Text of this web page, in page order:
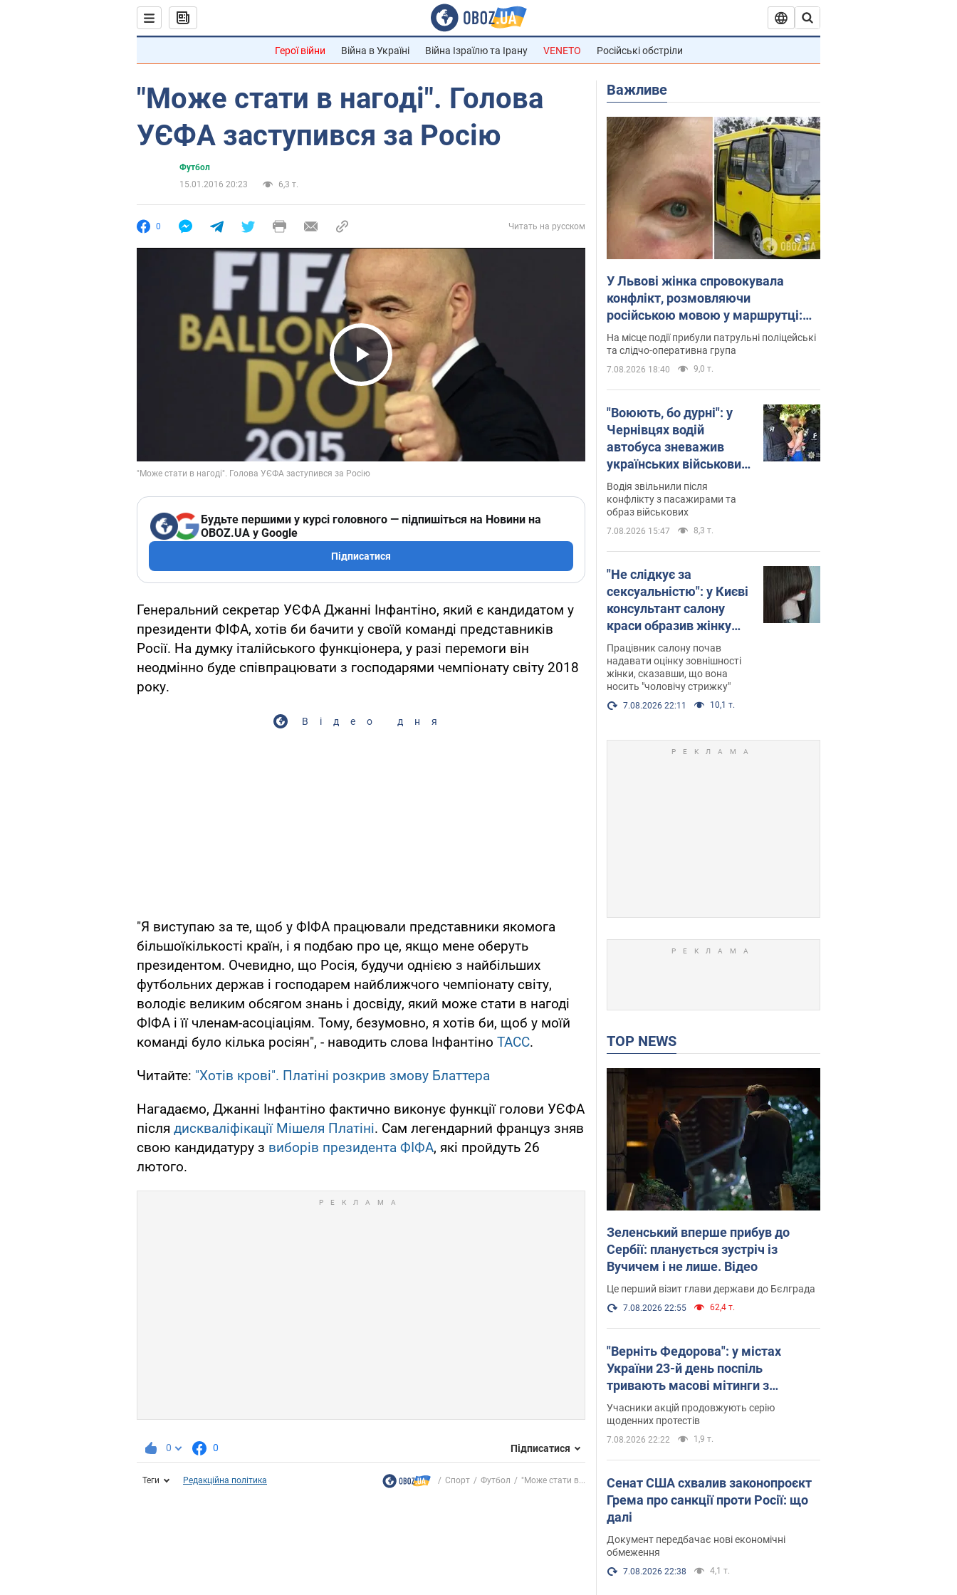
Герої війни Війна в Україні Війна Ізраїлю та Ірану VENETO Російські обстріли
"Може стати в нагоді". Голова
УЄФА заступився за Росію
Футбол
15.01.2016 20:23
6,3 т.
0 Читать на русском
Play Video
Будьте першими у курсі головного — підпишіться на Новини на
OBOZ.UA у Google
Підписатися
Генеральний секретар УЄФА Джанні Інфантіно, який є кандидатом у
президенти ФІФА, хотів би бачити у своїй команді представників
Росії. На думку італійського функціонера, у разі перемоги він
неодмінно буде співпрацювати з господарями чемпіонату світу 2018
року.
Відео дня
"Я виступаю за те, щоб у ФІФА працювали представники якомога
більшоїкількості країн, і я подбаю про це, якщо мене оберуть
президентом. Очевидно, що Росія, будучи однією з найбільших
футбольних держав і господарем найближчого чемпіонату світу,
володіє великим обсягом знань і досвіду, який може стати в нагоді
ФІФА і її членам-асоціаціям. Тому, безумовно, я хотів би, щоб у моїй
команді було кілька росіян", - наводить слова Інфантіно ТАСС.
Читайте: "Хотів крові". Платіні розкрив змову Блаттера
Нагадаємо, Джанні Інфантіно фактично виконує функції голови УЄФА
після дискваліфікації Мішеля Платіні. Сам легендарний француз зняв
свою кандидатуру з виборів президента ФІФА, які пройдуть 26
лютого.
0 0 Підписатися
Теги Редакційна політика Спорт Футбол "Може стати в...
Важливе
У Львові жінка спровокувала
конфлікт, розмовляючи
російською мовою у маршрутці:
поліція склала адмінпротокол.
Відео
На місце події прибули патрульні поліцейські
та слідчо-оперативна група
7.08.2026 18:40 9,0 т.
"Воюють, бо дурні": у
Чернівцях водій
автобуса зневажив
українських військових
і поплатився. Відео
Водія звільнили після
конфлікту з пасажирами та
образ військових
7.08.2026 15:47 8,3 т.
"Не слідкує за
сексуальністю": у Києві
консультант салону
краси образив жінку
після хімієтерапії,
розгорівся скандал.
Фото
Працівник салону почав
надавати оцінку зовнішності
жінки, сказавши, що вона
носить "чоловічу стрижку"
7.08.2026 22:11 10,1 т.
TOP NEWS
Зеленський вперше прибув до
Сербії: планується зустріч із
Вучичем і не лише. Відео
Це перший візит глави держави до Бєлграда
7.08.2026 22:55 62,4 т.
"Верніть Федорова": у містах
України 23-й день поспіль
тривають масові мітинги з
картонками. Фото і відео
Учасники акцій продовжують серію
щоденних протестів
7.08.2026 22:22 1,9 т.
Сенат США схвалив законопроєкт
Грема про санкції проти Росії: що
далі
Документ передбачає нові економічні
обмеження
7.08.2026 22:38 4,1 т.